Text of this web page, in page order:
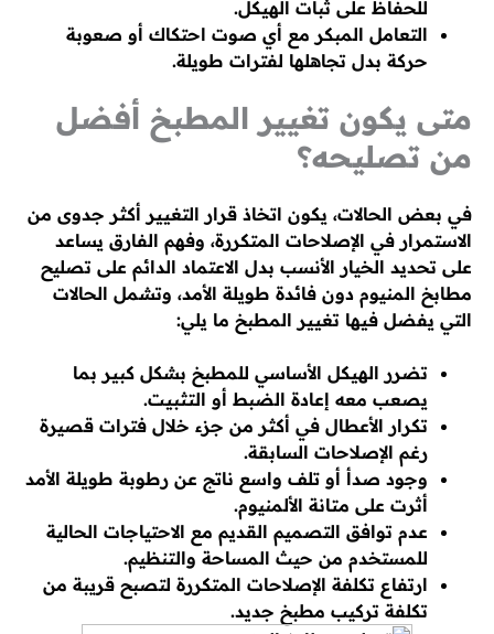
للحفاظ على ثبات الهيكل.
التعامل المبكر مع أي صوت احتكاك أو صعوبة
حركة بدل تجاهلها لفترات طويلة.
متى يكون تغيير المطبخ أفضل
من تصليحه؟
في بعض الحالات، يكون اتخاذ قرار التغيير أكثر جدوى من
الاستمرار في الإصلاحات المتكررة، وفهم الفارق يساعد
على تحديد الخيار الأنسب بدل الاعتماد الدائم على تصليح
مطابخ المنيوم دون فائدة طويلة الأمد، وتشمل الحالات
التي يفضل فيها تغيير المطبخ ما يلي:
تضرر الهيكل الأساسي للمطبخ بشكل كبير بما
يصعب معه إعادة الضبط أو التثبيت.
تكرار الأعطال في أكثر من جزء خلال فترات قصيرة
رغم الإصلاحات السابقة.
وجود صدأ أو تلف واسع ناتج عن رطوبة طويلة الأمد
أثرت على متانة الألمنيوم.
عدم توافق التصميم القديم مع الاحتياجات الحالية
للمستخدم من حيث المساحة والتنظيم.
ارتفاع تكلفة الإصلاحات المتكررة لتصبح قريبة من
تكلفة تركيب مطبخ جديد.